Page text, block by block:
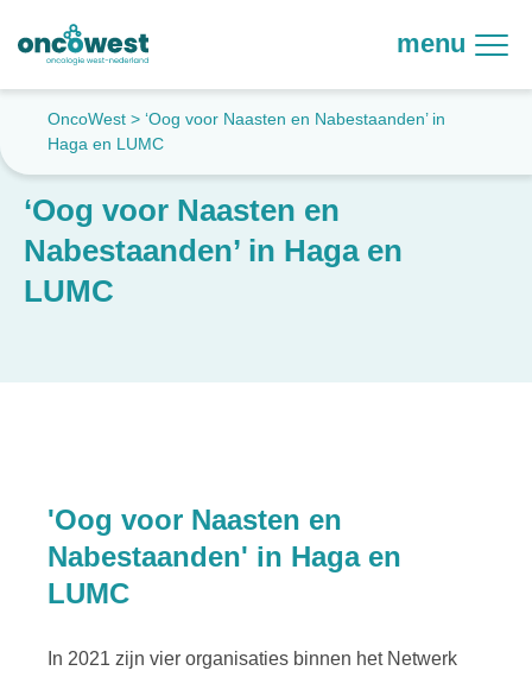
menu
OncoWest > ‘Oog voor Naasten en Nabestaanden’ in
Haga en LUMC
‘Oog voor Naasten en
Nabestaanden’ in Haga en
LUMC
'Oog voor Naasten en
Nabestaanden' in Haga en
LUMC
In 2021 zijn vier organisaties binnen het Netwerk